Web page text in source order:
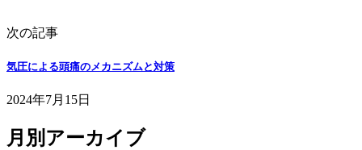
次の記事
気圧による頭痛のメカニズムと対策
2024年7月15日
月別アーカイブ